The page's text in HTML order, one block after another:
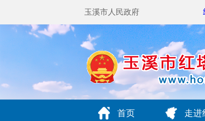
玉溪市人民政府
首页 走进